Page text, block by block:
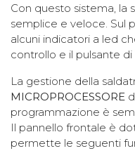
Con questo sistema, la
semplice e veloce. Sul
alcuni indicatori a led
controllo e il pulsante di
La gestione della
MICROPROCESSORE
programmazione è
Il pannello frontale è
permette le seguenti